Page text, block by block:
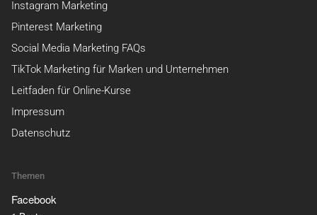
Instagram Marketing
Pinterest Marketing
Social Media Marketing FAQs
TikTok Marketing für Marken und Unternehmen
Leitfaden für Online-Kurse
Impressum
Datenschutz
Themen
Facebook